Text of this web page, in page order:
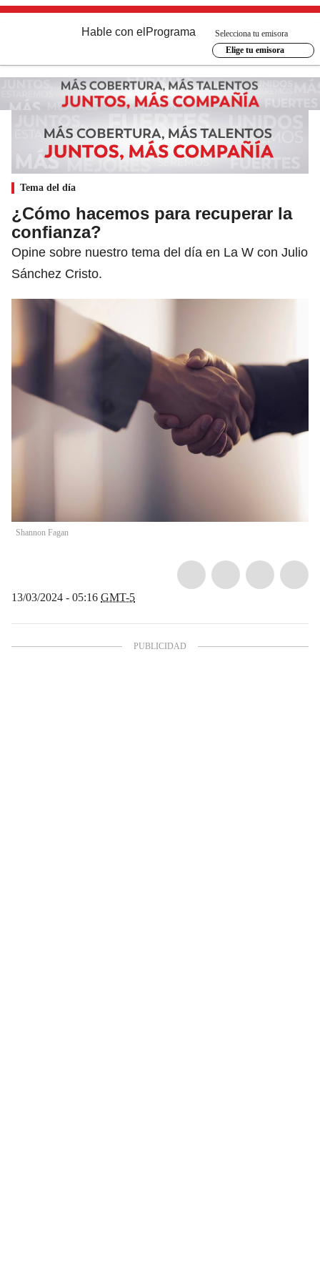
Hable con el Programa
Selecciona tu emisora
Elige tu emisora
Tema del día
¿Cómo hacemos para recuperar la
confianza?
Opine sobre nuestro tema del día en La W con Julio
Sánchez Cristo.
Shannon Fagan
13/03/2024 - 05:16 GMT-5